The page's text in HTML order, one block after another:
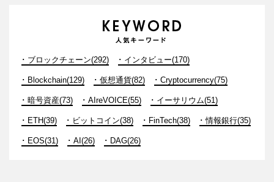
ブロックチェーン(292) インタビュー(170)
Blockchain(129) 仮想通貨(82) Cryptocurrency(75)
暗号資産(73) AIreVOICE(55) イーサリウム(51)
ETH(39) ビットコイン(38) FinTech(38) 情報銀行(35)
EOS(31) AI(26) DAG(26)